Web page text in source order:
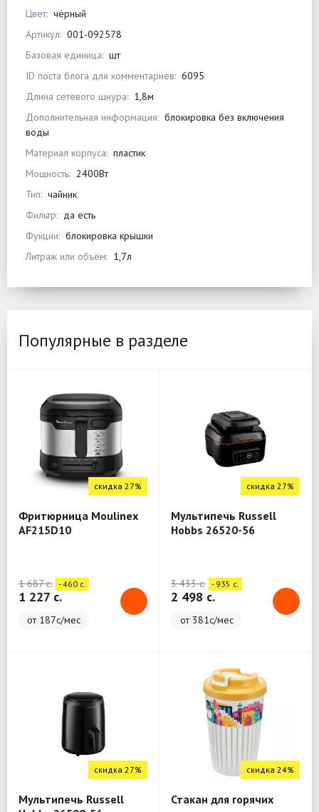
Цвет: чёрный
Артикул: 001-092578
Базовая единица: шт
ID поста блога для комментариев: 6095
Длина сетевого шнура: 1,8м
Дополнительная информация: блокировка без включения
воды
Материал корпуса: пластик
Мощность: 2400Вт
Тип: чайник
Фильтр: да есть
Фукции: блокировка крышки
Литраж или объём: 1,7л
Популярные в разделе
скидка 27%
Фритюрница Moulinex
AF215D10
1 687 c. - 460 c.
1 227 c.
от 187с/мес
скидка 27%
Мультипечь Russell
Hobbs 26520-56
3 433 c. - 935 c.
2 498 c.
от 381с/мес
скидка 27%
Мультипечь Russell
скидка 24%
Стакан для горячих